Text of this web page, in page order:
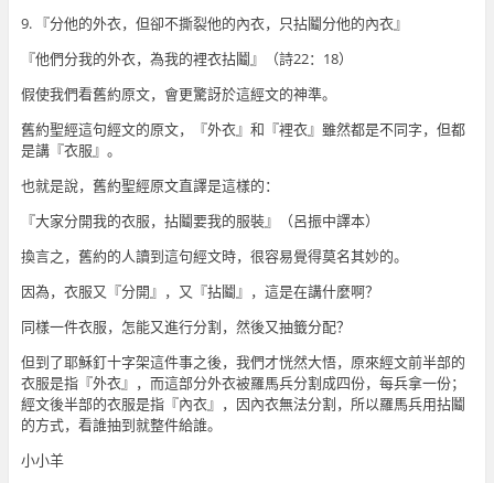
9. 『分他的外衣，但卻不撕裂他的內衣，只拈鬮分他的內衣』
『他們分我的外衣，為我的裡衣拈鬮』（詩22：18）
假使我們看舊約原文，會更驚訝於這經文的神準。
舊約聖經這句經文的原文，『外衣』和『裡衣』雖然都是不同字，但都
是講『衣服』。
也就是說，舊約聖經原文直譯是這樣的：
『大家分開我的衣服，拈鬮要我的服裝』（呂振中譯本）
換言之，舊約的人讀到這句經文時，很容易覺得莫名其妙的。
因為，衣服又『分開』，又『拈鬮』，這是在講什麼啊？
同樣一件衣服，怎能又進行分割，然後又抽籤分配？
但到了耶穌釘十字架這件事之後，我們才恍然大悟，原來經文前半部的
衣服是指『外衣』，而這部分外衣被羅馬兵分割成四份，每兵拿一份；
經文後半部的衣服是指『內衣』，因內衣無法分割，所以羅馬兵用拈鬮
的方式，看誰抽到就整件給誰。
小小羊